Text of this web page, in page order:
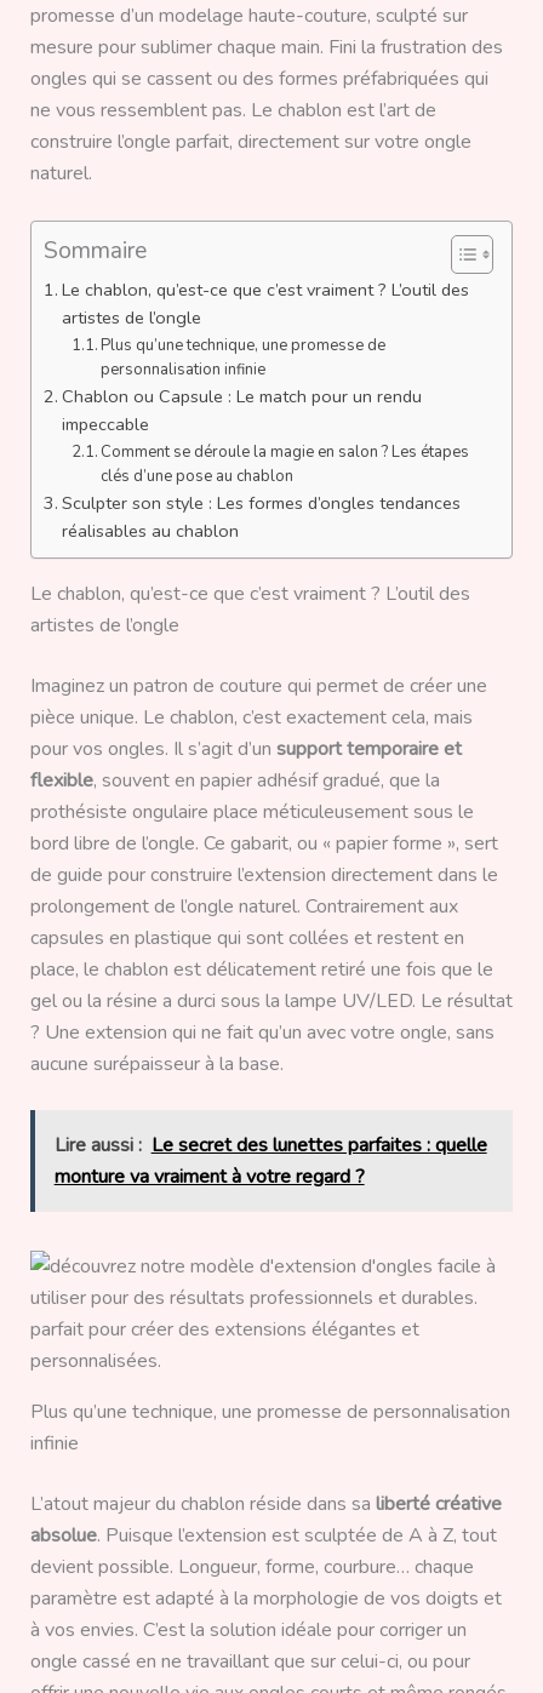
promesse d’un modelage haute-couture, sculpté sur
mesure pour sublimer chaque main. Fini la frustration des
ongles qui se cassent ou des formes préfabriquées qui
ne vous ressemblent pas. Le chablon est l’art de
construire l’ongle parfait, directement sur votre ongle
naturel.
Sommaire
Le chablon, qu’est-ce que c’est vraiment ? L’outil des
artistes de l’ongle
Plus qu’une technique, une promesse de
personnalisation infinie
Chablon ou Capsule : Le match pour un rendu
impeccable
Comment se déroule la magie en salon ? Les étapes
clés d’une pose au chablon
Sculpter son style : Les formes d’ongles tendances
réalisables au chablon
Le chablon, qu’est-ce que c’est vraiment ? L’outil des
artistes de l’ongle
Imaginez un patron de couture qui permet de créer une
pièce unique. Le chablon, c’est exactement cela, mais
pour vos ongles. Il s’agit d’un support temporaire et
flexible, souvent en papier adhésif gradué, que la
prothésiste ongulaire place méticuleusement sous le
bord libre de l’ongle. Ce gabarit, ou « papier forme », sert
de guide pour construire l’extension directement dans le
prolongement de l’ongle naturel. Contrairement aux
capsules en plastique qui sont collées et restent en
place, le chablon est délicatement retiré une fois que le
gel ou la résine a durci sous la lampe UV/LED. Le résultat
? Une extension qui ne fait qu’un avec votre ongle, sans
aucune surépaisseur à la base.
Lire aussi : Le secret des lunettes parfaites : quelle
monture va vraiment à votre regard ?
Plus qu’une technique, une promesse de personnalisation
infinie
L’atout majeur du chablon réside dans sa liberté créative
absolue. Puisque l’extension est sculptée de A à Z, tout
devient possible. Longueur, forme, courbure… chaque
paramètre est adapté à la morphologie de vos doigts et
à vos envies. C’est la solution idéale pour corriger un
ongle cassé en ne travaillant que sur celui-ci, ou pour